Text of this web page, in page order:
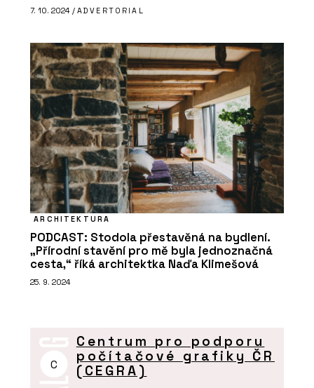
7. 10. 2024 / ADVERTORIAL
ARCHITEKTURA
PODCAST: Stodola přestavěná na bydlení.
„Přírodní stavění pro mě byla jednoznačná
cesta,“ říká architektka Naďa Klimešová
25. 9. 2024
C
Centrum pro podporu
počítačové grafiky ČR
(CEGRA)